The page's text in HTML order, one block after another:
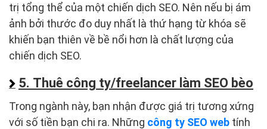
trị tổng thể của một chiến dịch SEO. Nên nếu bị ám
ảnh bởi thước đo duy nhất là thứ hạng từ khóa sẽ
khiến bạn thiên về bề nổi hơn là chất lượng của
chiến dịch SEO.
5. Thuê công ty/freelancer làm SEO bèo
Trong ngành này, bạn nhận được giá trị tương xứng
với số tiền bạn chi ra. Những công ty SEO web tính